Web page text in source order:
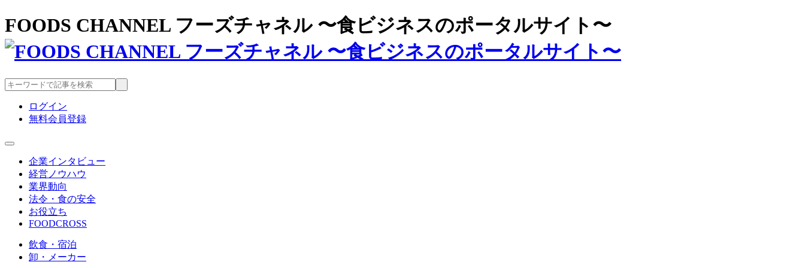
FOODS CHANNEL フーズチャネル 〜食ビジネスのポータルサイト〜
ログイン
無料会員登録
企業インタビュー
経営ノウハウ
業界動向
法令・食の安全
お役立ち
FOODCROSS
飲食・宿泊
卸・メーカー